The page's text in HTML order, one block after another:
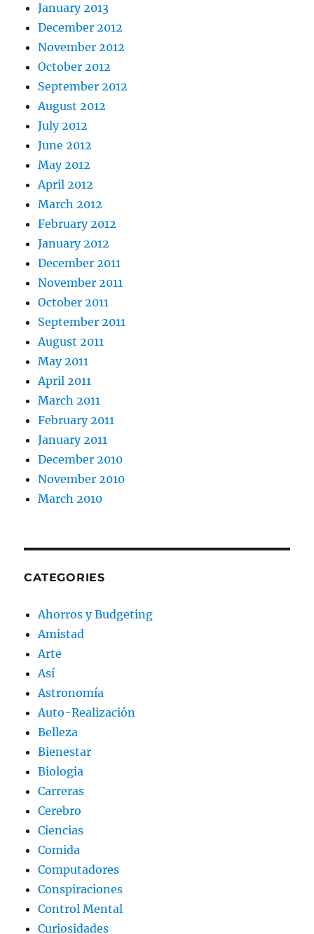
January 2013
December 2012
November 2012
October 2012
September 2012
August 2012
July 2012
June 2012
May 2012
April 2012
March 2012
February 2012
January 2012
December 2011
November 2011
October 2011
September 2011
August 2011
May 2011
April 2011
March 2011
February 2011
January 2011
December 2010
November 2010
March 2010
CATEGORIES
Ahorros y Budgeting
Amistad
Arte
Así
Astronomía
Auto-Realización
Belleza
Bienestar
Biologia
Carreras
Cerebro
Ciencias
Comida
Computadores
Conspiraciones
Control Mental
Curiosidades